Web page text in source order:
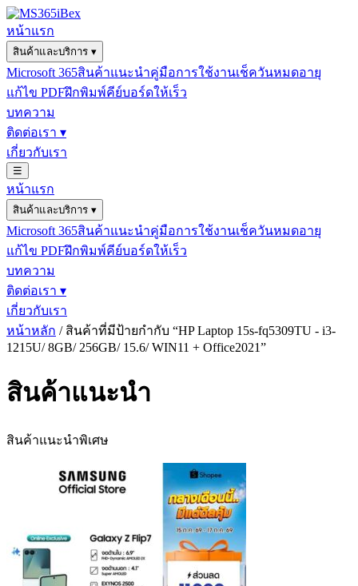
หน้าแรก
สินค้าและบริการ ▾
Microsoft 365สินค้าแนะนำคู่มือการใช้งานเช็ควันหมดอายุ
แก้ไข PDFฝึกพิมพ์คีย์บอร์ดให้เร็ว
บทความ
ติดต่อเรา ▾
เกี่ยวกับเรา
☰
หน้าแรก
สินค้าและบริการ ▾
Microsoft 365สินค้าแนะนำคู่มือการใช้งานเช็ควันหมดอายุ
แก้ไข PDFฝึกพิมพ์คีย์บอร์ดให้เร็ว
บทความ
ติดต่อเรา ▾
เกี่ยวกับเรา
หน้าหลัก / สินค้าที่มีป้ายกำกับ “HP Laptop 15s-fq5309TU - i3-
1215U/ 8GB/ 256GB/ 15.6/ WIN11 + Office2021”
สินค้าแนะนำ
สินค้าแนะนำพิเศษ